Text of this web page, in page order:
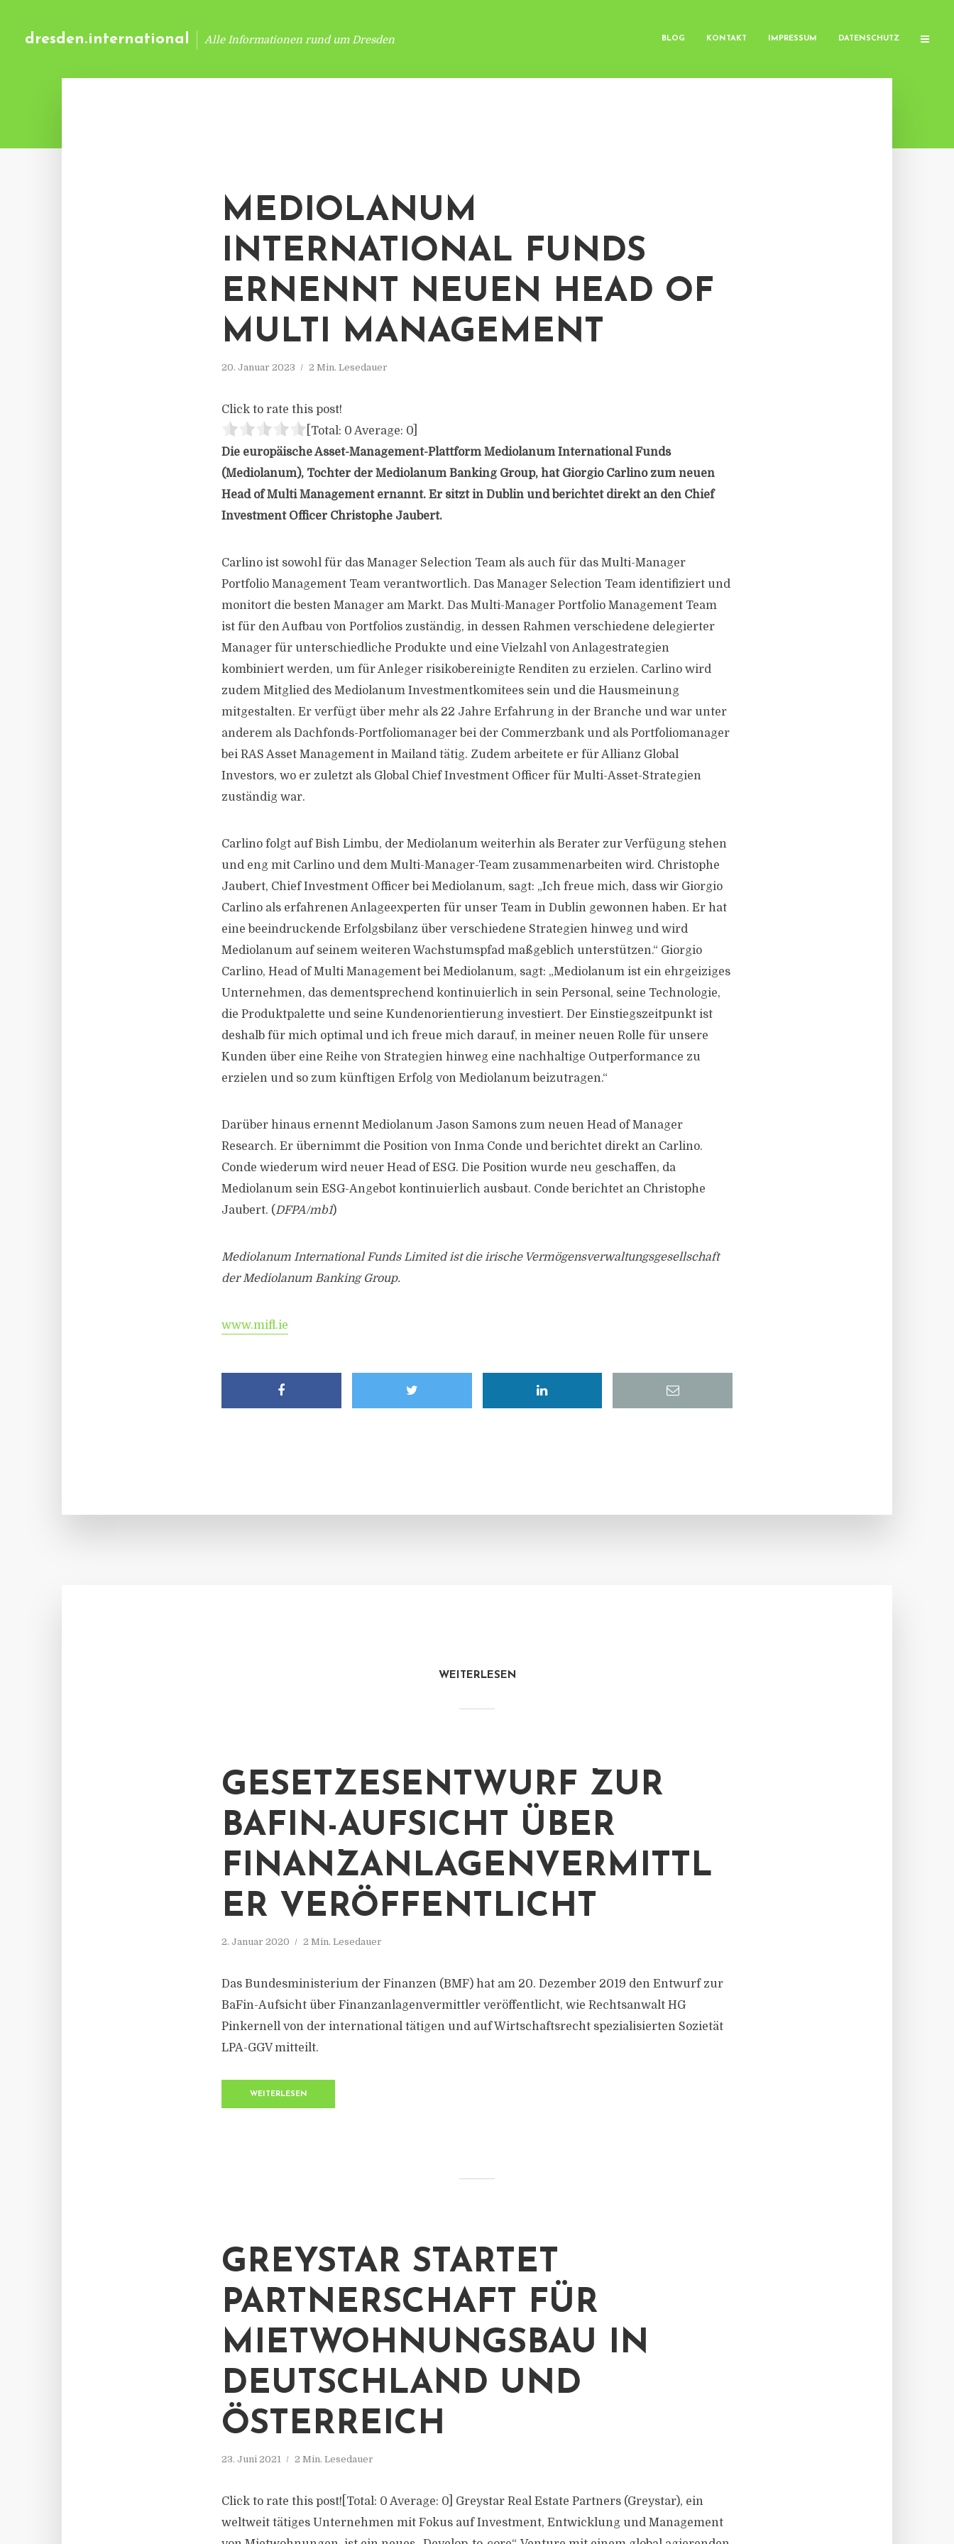
dresden.international Alle Informationen rund um Dresden BLOG KONTAKT IMPRESSUM DATENSCHUTZ
MEDIOLANUM
INTERNATIONAL FUNDS
ERNENNT NEUEN HEAD OF
MULTI MANAGEMENT
20. Januar 2023 2 Min. Lesedauer
Click to rate this post!
[Total: 0 Average: 0
Die europäische Asset-Management-Plattform Mediolanum International Funds
(Mediolanum), Tochter der Mediolanum Banking Group, hat Giorgio Carlino zum neuen
Head of Multi Management ernannt. Er sitzt in Dublin und berichtet direkt an den Chief
Investment Officer Christophe Jaubert.
Carlino ist sowohl für das Manager Selection Team als auch für das Multi-Manager
Portfolio Management Team verantwortlich. Das Manager Selection Team identifiziert und
monitort die besten Manager am Markt. Das Multi-Manager Portfolio Management Team
ist für den Aufbau von Portfolios zuständig, in dessen Rahmen verschiedene delegierter
Manager für unterschiedliche Produkte und eine Vielzahl von Anlagestrategien
kombiniert werden, um für Anleger risikobereinigte Renditen zu erzielen. Carlino wird
zudem Mitglied des Mediolanum Investmentkomitees sein und die Hausmeinung
mitgestalten. Er verfügt über mehr als 22 Jahre Erfahrung in der Branche und war unter
anderem als Dachfonds-Portfoliomanager bei der Commerzbank und als Portfoliomanager
bei RAS Asset Management in Mailand tätig. Zudem arbeitete er für Allianz Global
Investors, wo er zuletzt als Global Chief Investment Officer für Multi-Asset-Strategien
zuständig war.
Carlino folgt auf Bish Limbu, der Mediolanum weiterhin als Berater zur Verfügung stehen
und eng mit Carlino und dem Multi-Manager-Team zusammenarbeiten wird. Christophe
Jaubert, Chief Investment Officer bei Mediolanum, sagt: „Ich freue mich, dass wir Giorgio
Carlino als erfahrenen Anlageexperten für unser Team in Dublin gewonnen haben. Er hat
eine beeindruckende Erfolgsbilanz über verschiedene Strategien hinweg und wird
Mediolanum auf seinem weiteren Wachstumspfad maßgeblich unterstützen.“ Giorgio
Carlino, Head of Multi Management bei Mediolanum, sagt: „Mediolanum ist ein ehrgeiziges
Unternehmen, das dementsprechend kontinuierlich in sein Personal, seine Technologie,
die Produktpalette und seine Kundenorientierung investiert. Der Einstiegszeitpunkt ist
deshalb für mich optimal und ich freue mich darauf, in meiner neuen Rolle für unsere
Kunden über eine Reihe von Strategien hinweg eine nachhaltige Outperformance zu
erzielen und so zum künftigen Erfolg von Mediolanum beizutragen.“
Darüber hinaus ernennt Mediolanum Jason Samons zum neuen Head of Manager
Research. Er übernimmt die Position von Inma Conde und berichtet direkt an Carlino.
Conde wiederum wird neuer Head of ESG. Die Position wurde neu geschaffen, da
Mediolanum sein ESG-Angebot kontinuierlich ausbaut. Conde berichtet an Christophe
Jaubert. (DFPA/mb1)
Mediolanum International Funds Limited ist die irische Vermögensverwaltungsgesellschaft
der Mediolanum Banking Group.
www.mifl.ie
WEITERLESEN
GESETZESENTWURF ZUR
BAFIN-AUFSICHT ÜBER
FINANZANLAGENVERMITTL
ER VERÖFFENTLICHT
2. Januar 2020 2 Min. Lesedauer
Das Bundesministerium der Finanzen (BMF) hat am 20. Dezember 2019 den Entwurf zur
BaFin-Aufsicht über Finanzanlagenvermittler veröffentlicht, wie Rechtsanwalt HG
Pinkernell von der international tätigen und auf Wirtschaftsrecht spezialisierten Sozietät
LPA-GGV mitteilt.
WEITERLESEN
GREYSTAR STARTET
PARTNERSCHAFT FÜR
MIETWOHNUNGSBAU IN
DEUTSCHLAND UND
ÖSTERREICH
23. Juni 2021 2 Min. Lesedauer
Click to rate this post![Total: 0 Average: 0] Greystar Real Estate Partners (Greystar), ein
weltweit tätiges Unternehmen mit Fokus auf Investment, Entwicklung und Management